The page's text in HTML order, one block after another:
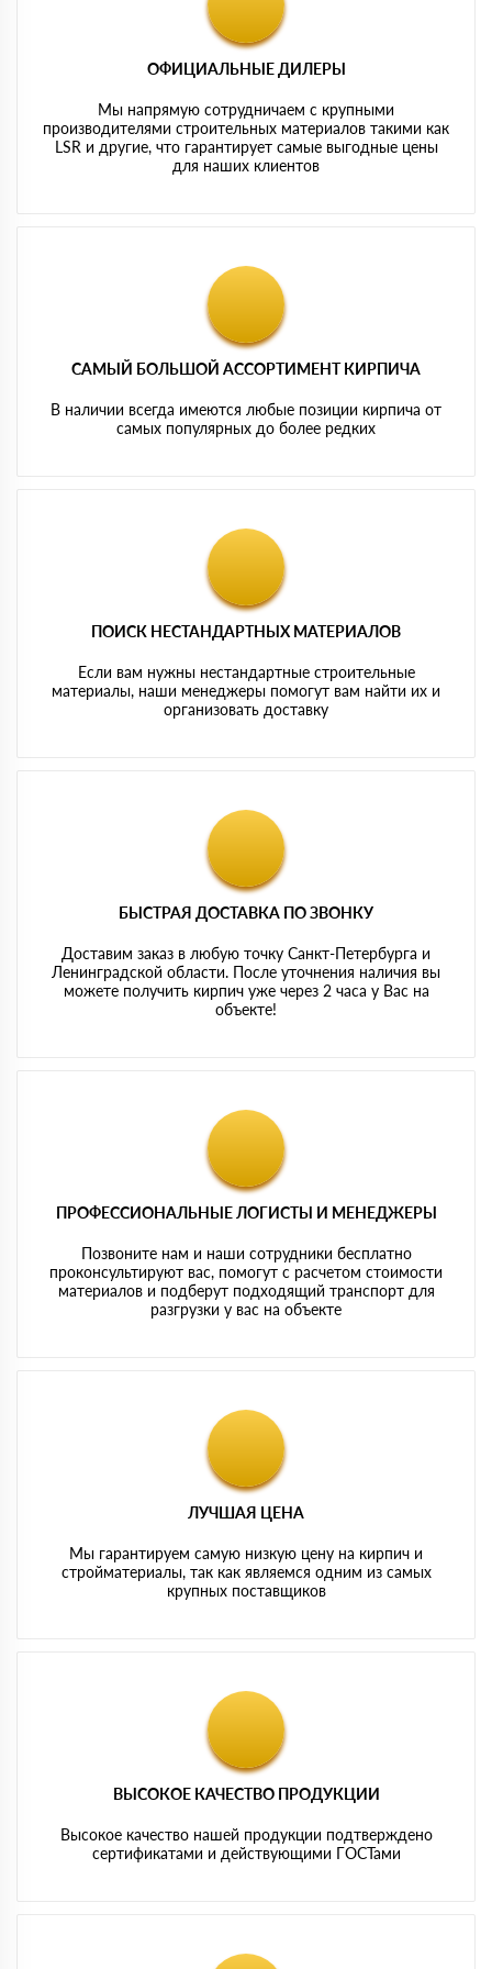
ОФИЦИАЛЬНЫЕ ДИЛЕРЫ
Мы напрямую сотрудничаем с крупными
производителями строительных материалов такими как
LSR и другие, что гарантирует самые выгодные цены
для наших клиентов
САМЫЙ БОЛЬШОЙ АССОРТИМЕНТ КИРПИЧА
В наличии всегда имеются любые позиции кирпича от
самых популярных до более редких
ПОИСК НЕСТАНДАРТНЫХ МАТЕРИАЛОВ
Если вам нужны нестандартные строительные
материалы, наши менеджеры помогут вам найти их и
организовать доставку
БЫСТРАЯ ДОСТАВКА ПО ЗВОНКУ
Доставим заказ в любую точку Санкт-Петербурга и
Ленинградской области. После уточнения наличия вы
можете получить кирпич уже через 2 часа у Вас на
объекте!
ПРОФЕССИОНАЛЬНЫЕ ЛОГИСТЫ И МЕНЕДЖЕРЫ
Позвоните нам и наши сотрудники бесплатно
проконсультируют вас, помогут с расчетом стоимости
материалов и подберут подходящий транспорт для
разгрузки у вас на объекте
ЛУЧШАЯ ЦЕНА
Мы гарантируем самую низкую цену на кирпич и
стройматериалы, так как являемся одним из самых
крупных поставщиков
ВЫСОКОЕ КАЧЕСТВО ПРОДУКЦИИ
Высокое качество нашей продукции подтверждено
сертификатами и действующими ГОСТами